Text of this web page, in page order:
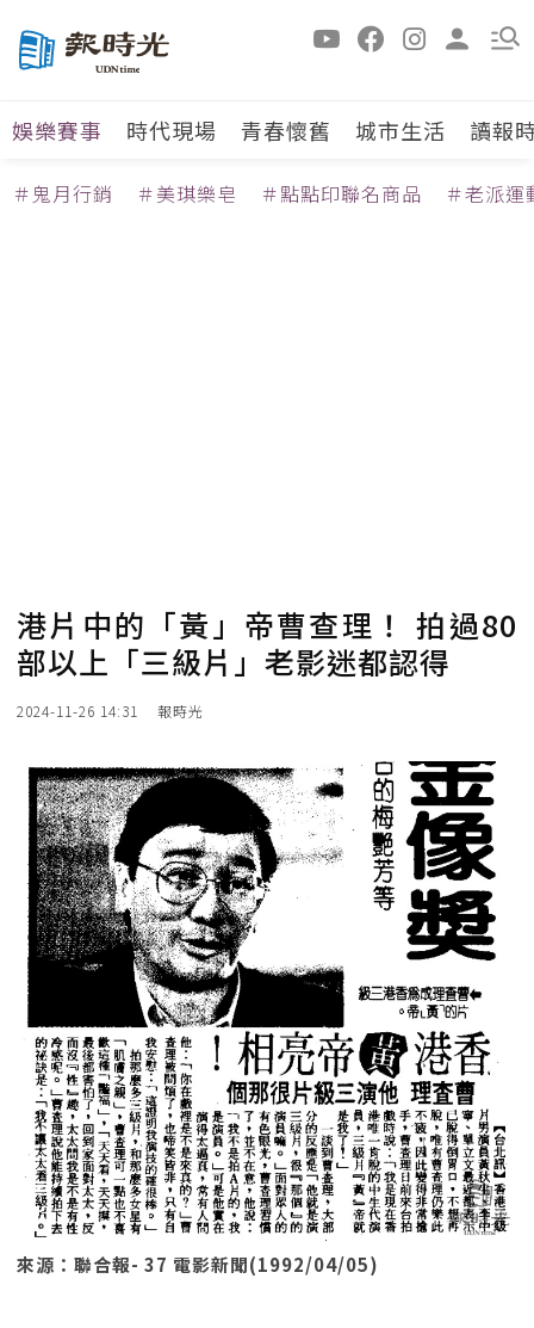
娛樂賽事 時代現場 青春懷舊 城市生活 讀報
＃鬼月行銷 ＃美琪樂皂 ＃點點印聯名商品 ＃老派運
港片中的「黃」帝曹查理！ 拍過80
部以上「三級片」老影迷都認得
2024-11-26 14:31 報時光
來源：聯合報- 37 電影新聞(1992/04/05)